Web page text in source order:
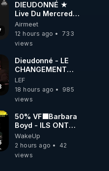
DIEUDONNÉ ★
Live Du Mercredi
5 Août 2026
Airmeet
12 hours ago
733
views
Dieudonné - LE
CHANGEMENT
C'EST
MAINTENANT
LEF
18 hours ago
985
views
50% VF🟩Barbara
Boyd - ILS ONT
MENTI SUR TOUT
-Jocelyne
Traduction
WakeUp
2 hours ago
42
views